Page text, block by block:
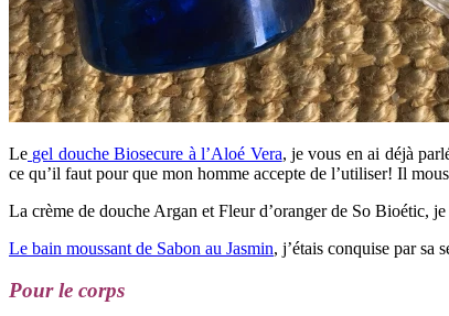
Le gel douche Biosecure à l’Aloé Vera, je vous en ai déjà
ce qu’il faut pour que mon homme accepte de l’utiliser! Il
La crème de douche Argan et Fleur d’oranger de So Bioétic,
Le bain moussant de Sabon au Jasmin, j’étais conquise par sa
Pour le corps